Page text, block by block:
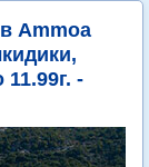
Ammoa
-